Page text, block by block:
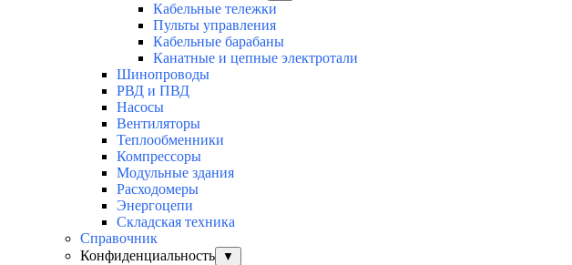
Кабельные тележки
Пульты управления
Кабельные барабаны
Канатные и цепные электротали
Шинопроводы
РВД и ПВД
Насосы
Вентиляторы
Теплообменники
Компрессоры
Модульные здания
Расходомеры
Энергоцепи
Складская техника
Справочник
Конфиденциальность
▼